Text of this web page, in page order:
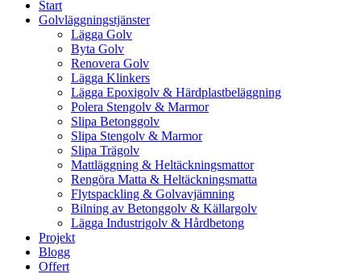
Start
Golvläggningstjänster
Lägga Golv
Byta Golv
Renovera Golv
Lägga Klinkers
Lägga Epoxigolv & Härdplastbeläggning
Polera Stengolv & Marmor
Slipa Betonggolv
Slipa Stengolv & Marmor
Slipa Trägolv
Mattläggning & Heltäckningsmattor
Rengöra Matta & Heltäckningsmatta
Flytspackling & Golvavjämning
Bilning av Betonggolv & Källargolv
Lägga Industrigolv & Hårdbetong
Projekt
Blogg
Offert